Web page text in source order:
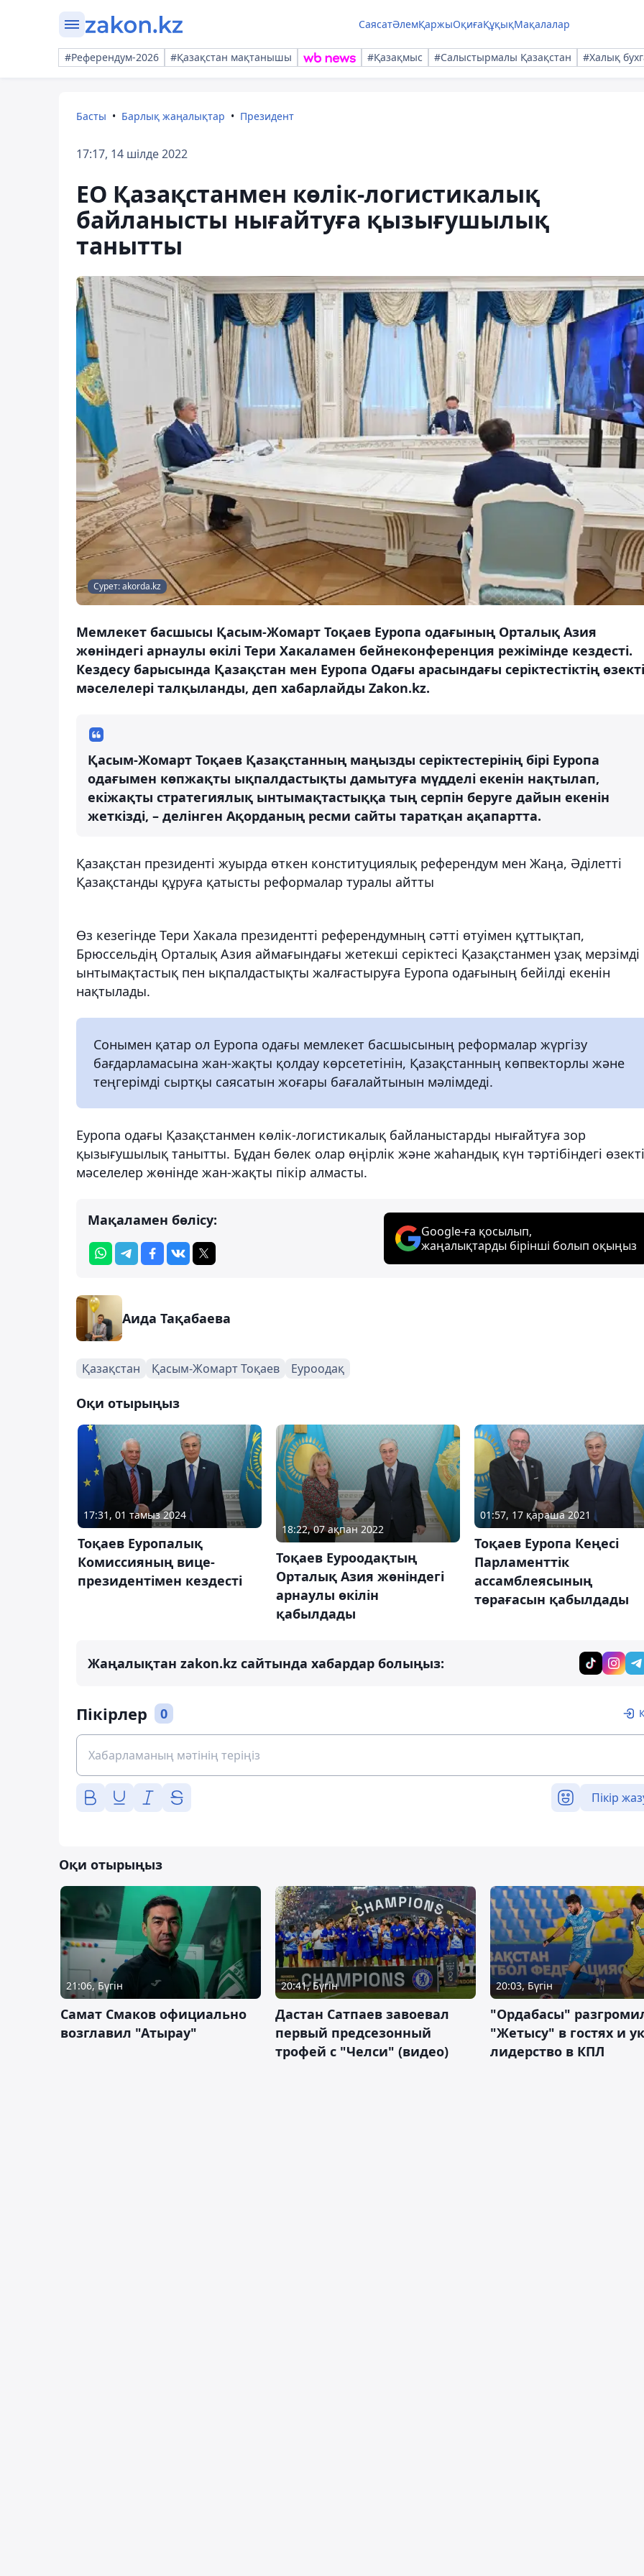
СаясатӘлемҚаржыОқиғаҚұқықМақалалар
#Референдум-2026 #Қазақстан мақтанышы #Қазақмыс #Салыстырмалы Қазақстан #Халық
Басты Барлық жаңалықтар Президент
17:17, 14 шілде 2022
ЕО Қазақстанмен көлік-логистикалық
байланысты нығайтуға қызығушылық
танытты
Сурет: akorda.kz
Мемлекет басшысы Қасым-Жомарт Тоқаев Еуропа одағының Орталық Азия
жөніндегі арнаулы өкілі Тери Хакаламен бейнеконференция режімінде кездесті.
Кездесу барысында Қазақстан мен Еуропа Одағы арасындағы серіктестіктің өзекті
мәселелері талқыланды, деп хабарлайды Zakon.kz.
Қасым-Жомарт Тоқаев Қазақстанның маңызды серіктестерінің бірі Еуропа
одағымен көпжақты ықпалдастықты дамытуға мүдделі екенін нақтылап,
екіжақты стратегиялық ынтымақтастыққа тың серпін беруге дайын екенін
жеткізді, – делінген Ақорданың ресми сайты таратқан ақапартта.
Қазақстан президенті жуырда өткен конституциялық референдум мен Жаңа, Әділетті
Қазақстанды құруға қатысты реформалар туралы айтты
Өз кезегінде Тери Хакала президентті референдумның сәтті өтуімен құттықтап,
Брюссельдің Орталық Азия аймағындағы жетекші серіктесі Қазақстанмен ұзақ мерзімді
ынтымақтастық пен ықпалдастықты жалғастыруға Еуропа одағының бейілді екенін
нақтылады.
Сонымен қатар ол Еуропа одағы мемлекет басшысының реформалар жүргізу
бағдарламасына жан-жақты қолдау көрсететінін, Қазақстанның көпвекторлы және
теңгерімді сыртқы саясатын жоғары бағалайтынын мәлімдеді.
Еуропа одағы Қазақстанмен көлік-логистикалық байланыстарды нығайтуға зор
қызығушылық танытты. Бұдан бөлек олар өңірлік және жаһандық күн тәртібіндегі өзекті
мәселелер жөнінде жан-жақты пікір алмасты.
Мақаламен бөлісу:
Google-ға қосылып,
жаңалықтарды бірінші болып оқыңыз
Аида Тақабаева
Қазақстан Қасым-Жомарт Тоқаев Еуроодақ
Оқи отырыңыз
17:31, 01 тамыз 2024
Тоқаев Еуропалық
Комиссияның вице-
президентімен кездесті
18:22, 07 ақпан 2022
Тоқаев Еуроодақтың
Орталық Азия жөніндегі
арнаулы өкілін
қабылдады
01:57, 17 қараша 2021
Тоқаев Еуропа Кеңесі
Парламенттік
ассамблеясының
төрағасын қабылдады
Жаңалықтан zakon.kz сайтында хабардар болыңыз:
Пікірлер 0
Пікір
Оқи отырыңыз
21:06, Бүгін
Самат Смаков официально
возглавил "Атырау"
20:41, Бүгін
Дастан Сатпаев завоевал
первый предсезонный
трофей с "Челси" (видео)
20:03, Бүгін
"Ордабасы"
"Жетысу" в гостях и
лидерство в КПЛ